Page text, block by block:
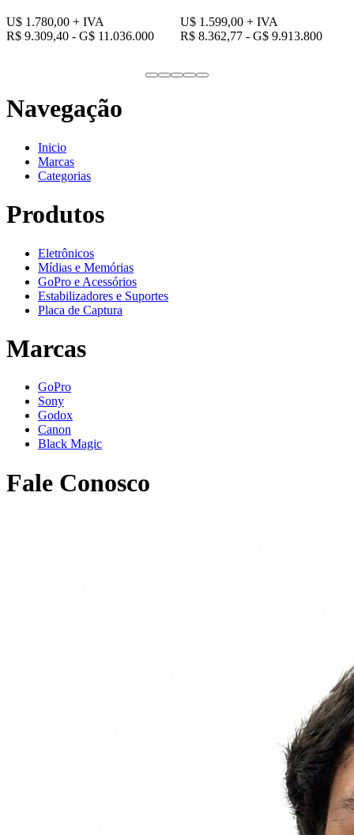
U$ 1.780,00 + IVA
R$ 9.309,40 - G$ 11.036.000
U$ 1.599,00 + IVA
R$ 8.362,77 - G$ 9.913.800
Navegação
Inicio
Marcas
Categorias
Produtos
Eletrônicos
Mídias e Memórias
GoPro e Acessórios
Estabilizadores e Suportes
Placa de Captura
Marcas
GoPro
Sony
Godox
Canon
Black Magic
Fale Conosco